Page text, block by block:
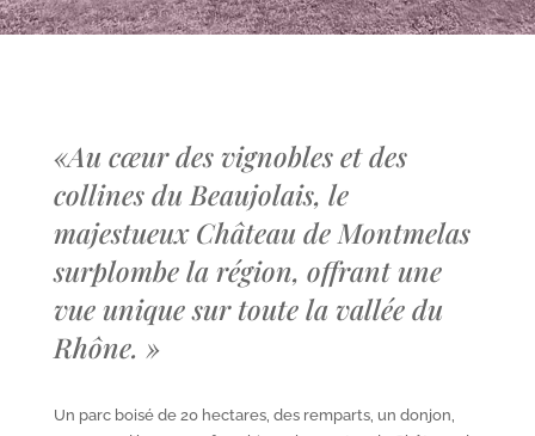
«Au cœur des vignobles et des
collines du Beaujolais, le
majestueux Château de Montmelas
surplombe la région, offrant une
vue unique sur toute la vallée du
Rhône. »
Un parc boisé de 20 hectares, des remparts, un donjon,